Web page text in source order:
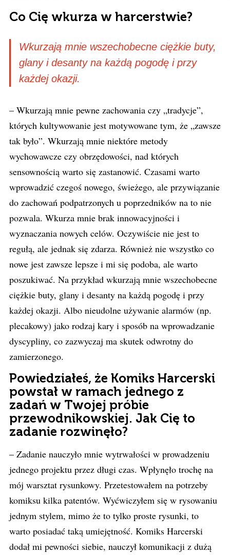
Co Cię wkurza w harcerstwie?
Wkurzają mnie wszechobecne ciężkie buty,
glany i desanty na każdą pogodę i przy
każdej okazji.
– Wkurzają mnie pewne zachowania czy „tradycje”,
których kultywowanie jest motywowane tym, że „zawsze
tak było”. Wkurzają mnie niektóre metody
wychowawcze czy obrzędowości, nad których
sensownością warto się zastanowić. Czasami warto
wprowadzić czegoś nowego, świeżego, ale przywiązanie
do zachowań podpatrzonych u poprzedników na to nie
pozwala. Wkurza mnie brak innowacyjności i
wyznaczania nowych celów. Oczywiście nie jest to
regułą, ale jednak się zdarza. Również nie wszystko co
nowe jest zawsze lepsze i mi się podoba, ale warto
poszukiwać. Na przykład wkurzają mnie wszechobecne
ciężkie buty, glany i desanty na każdą pogodę i przy
każdej okazji. Albo nieudolne używanie alarmów (np.
plecakowy) jako rodzaj kary i sposób na wprowadzanie
dyscypliny, co zazwyczaj ma skutek odwrotny do
zamierzonego.
Powiedziałeś, że Komiks Harcerski
powstał w ramach jednego z
zadań w Twojej próbie
przewodnikowskiej. Jak Cię to
zadanie rozwinęło?
– Zadanie nauczyło mnie wytrwałości w prowadzeniu
jednego projektu przez długi czas. Wpłynęło trochę na
mój warsztat rysunkowy. Przetestowałem na potrzeby
komiksu kilka patentów. Wyćwiczyłem się w rysowaniu
jednym stylem, mimo że to tylko proste rysunki, to
warto posiadać taką umiejętność. Komiks Harcerski
dodał mi pewności siebie, nauczył komunikacji z dużą